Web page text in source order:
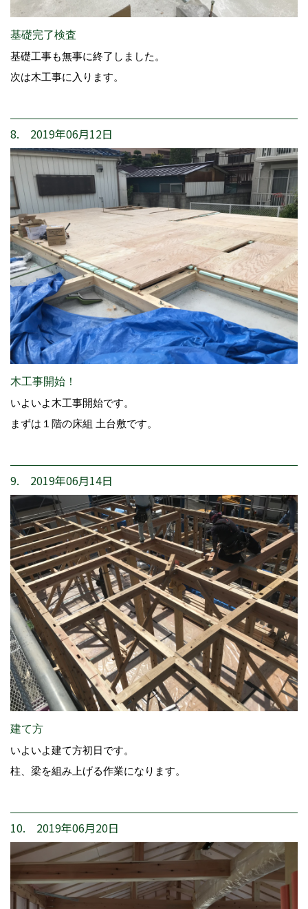
基礎完了検査
基礎工事も無事に終了しました。
次は木工事に入ります。
8. 2019年06月12日
木工事開始！
いよいよ木工事開始です。
まずは１階の床組 土台敷です。
9. 2019年06月14日
建て方
いよいよ建て方初日です。
柱、梁を組み上げる作業になります。
10. 2019年06月20日